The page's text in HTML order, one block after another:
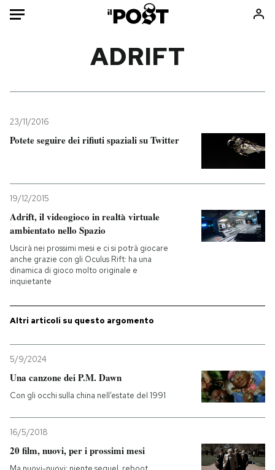
Mondo
Politica
Economia
Sport
Consumismi
Mondiali calcio 2026
I MIEI PREFERITI
SHOP
ADRIFT
23/11/2016
Potete seguire dei rifiuti spaziali su Twitter
19/12/2015
Adrift, il videogioco in realtà virtuale
ambientato nello Spazio
Uscirà nei prossimi mesi e ci si potrà giocare
anche grazie con gli Oculus Rift: ha una
dinamica di gioco molto originale e
inquietante
Altri articoli su questo argomento
5/9/2024
Una canzone dei P.M. Dawn
Con gli occhi sulla china nell’estate del 1991
16/5/2018
20 film, nuovi, per i prossimi mesi